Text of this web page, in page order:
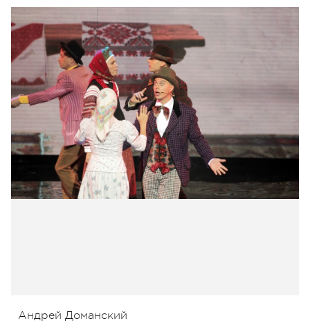
Андрей Доманский